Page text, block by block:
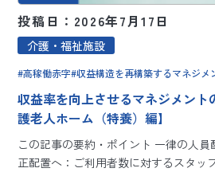
投稿日：2026年7月17日
介護・福祉施設
高稼働赤字 収益構造を再構築するマネジメ
収益率を向上させるマネジメント
護老人ホーム（特養）編】
この記事の要約・ポイント 一律の人
正配置へ：ご利用者数に対するスタッ